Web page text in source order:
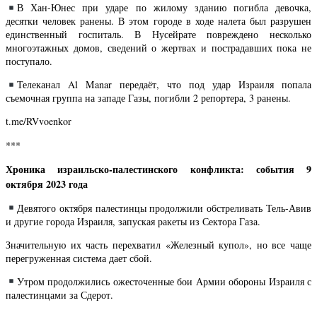
В Хан-Юнес при ударе по жилому зданию погибла девочка,
десятки человек ранены. В этом городе в ходе налета был разрушен
единственный госпиталь. В Нусейрате повреждено несколько
многоэтажных домов, сведений о жертвах и пострадавших пока не
поступало.
Телеканал Al Manar передаёт, что под удар Израиля попала
съемочная группа на западе Газы, погибли 2 репортера, 3 ранены.
t.me/RVvoenkor
***
Хроника израильско-палестинского конфликта: события 9
октября 2023 года
Девятого октября палестинцы продолжили обстреливать Тель-Авив
и другие города Израиля, запуская ракеты из Сектора Газа.
Значительную их часть перехватил «Железный купол», но все чаще
перегруженная система дает сбой.
Утром продолжились ожесточенные бои Армии обороны Израиля с
палестинцами за Сдерот.